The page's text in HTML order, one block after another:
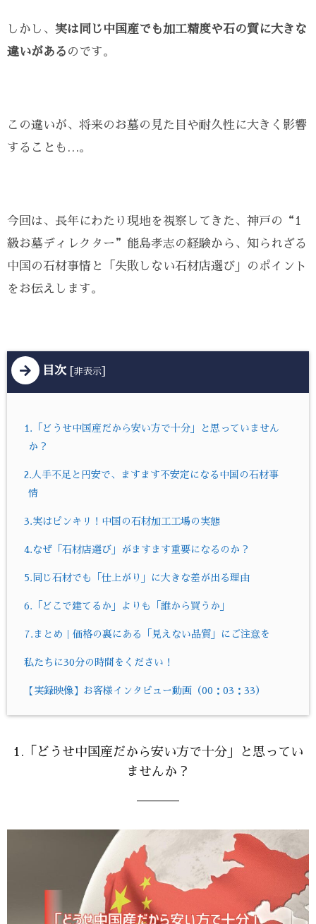
しかし、 実は同じ中国産でも加工精度や石の質に大きな
違いがある のです。
この違いが、将来のお墓の見た目や耐久性に大きく影響
することも…。
今回は、長年にわたり現地を視察してきた、神戸の“1
級お墓ディレクター”能島孝志の経験から、知られざる
中国の石材事情と「失敗しない石材店選び」のポイント
をお伝えします。
目次 非表示
1.「どうせ中国産だから安い方で十分」と思っていません
か？
2.人手不足と円安で、ますます不安定になる中国の石材事
情
3.実はピンキリ！中国の石材加工工場の実態
4.なぜ「石材店選び」がますます重要になるのか？
5.同じ石材でも「仕上がり」に大きな差が出る理由
6.「どこで建てるか」よりも「誰から買うか」
7.まとめ｜価格の裏にある「見えない品質」にご注意を
私たちに30分の時間をください！
【実録映像】お客様インタビュー動画（00：03：33）
1.「どうせ中国産だから安い方で十分」と思ってい
ませんか？